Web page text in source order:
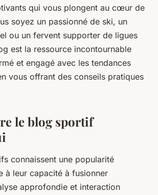
qui vous plongent au cœur de
soyez un passionné de ski, un
ou un fervent supporter de ligues
est la ressource incontournable
et engagé avec les tendances
vous offrant des conseils pratiques
le blog sportif
connaissent une popularité
à leur capacité à fusionner
approfondie et interaction